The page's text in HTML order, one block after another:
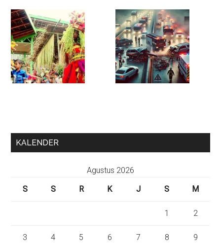
KALENDER
Agustus 2026
S
S R K J S M
1 2
3 4 5 6 7 8 9